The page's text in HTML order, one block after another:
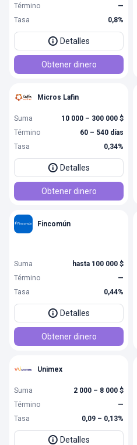
Término
—
Tasa
0,8%
Detalles
Obtener dinero
Micros Lafin
Suma
10 000 – 300 000 $
Término
60 – 540 días
Tasa
0,34%
Detalles
Obtener dinero
Fincomún
Suma
hasta 100 000 $
Término
—
Tasa
0,44%
Detalles
Obtener dinero
Unimex
Suma
2 000 – 8 000 $
Término
—
Tasa
0,09 – 0,13%
Detalles